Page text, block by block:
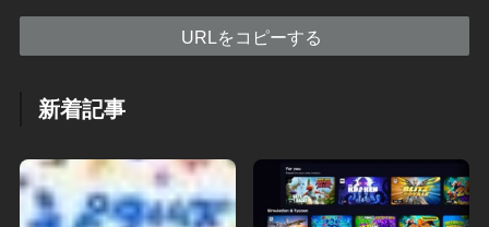
URLをコピーする
新着記事